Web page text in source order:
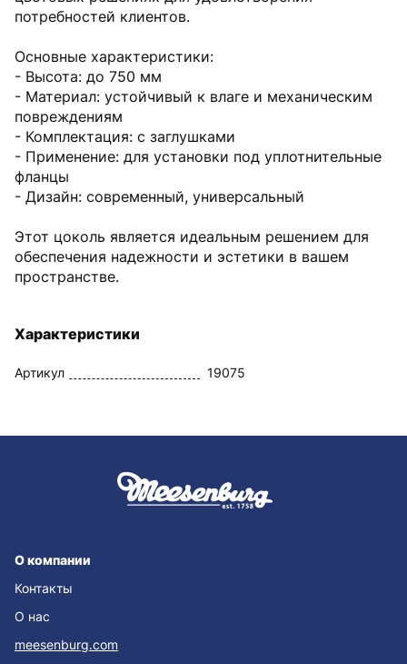
потребностей клиентов.
Основные характеристики:
- Высота: до 750 мм
- Материал: устойчивый к влаге и механическим
повреждениям
- Комплектация: с заглушками
- Применение: для установки под уплотнительные
фланцы
- Дизайн: современный, универсальный
Этот цоколь является идеальным решением для
обеспечения надежности и эстетики в вашем
пространстве.
Характеристики
Артикул 19075
О компании
Контакты
О нас
meesenburg.com